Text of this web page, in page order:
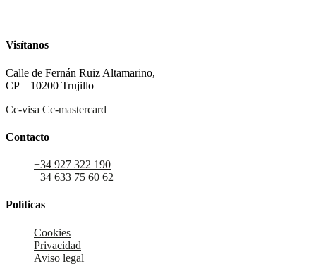
Visítanos
Calle de Fernán Ruiz Altamarino,
CP – 10200 Trujillo
Cc-visa Cc-mastercard
Contacto
+34 927 322 190
+34 633 75 60 62
Políticas
Cookies
Privacidad
Aviso legal